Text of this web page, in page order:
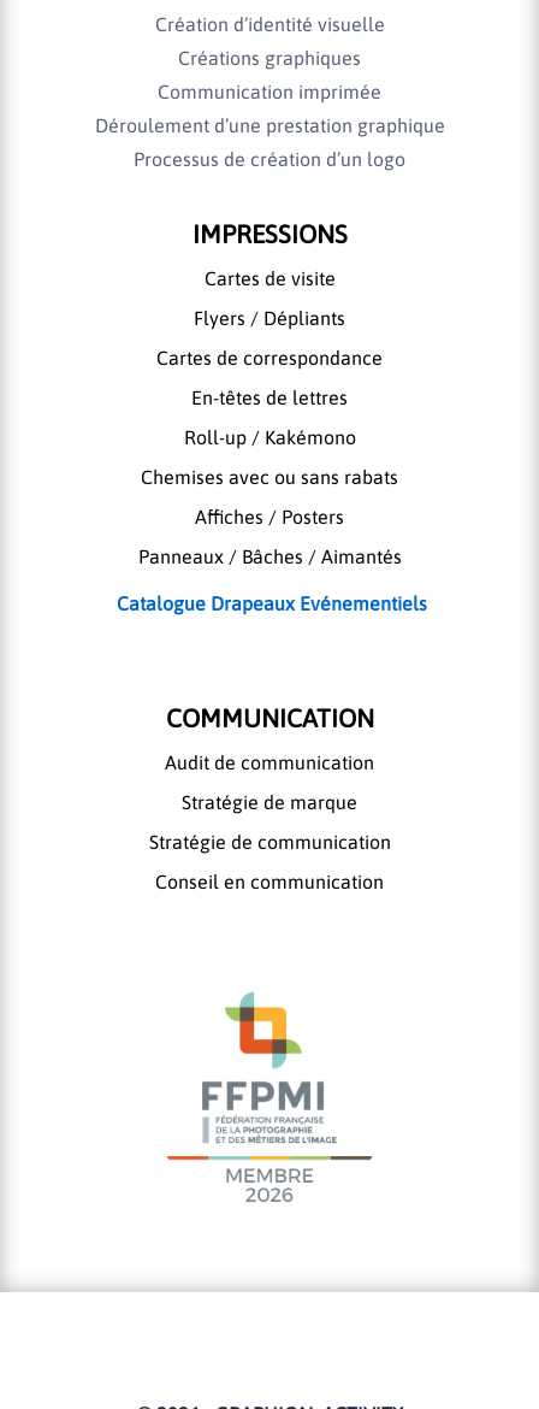
Création d’identité visuelle
Créations graphiques
Communication imprimée
Déroulement d’une prestation graphique
Processus de création d’un logo
IMPRESSIONS
Cartes de visite
Flyers / Dépliants
Cartes de correspondance
En-têtes de lettres
Roll-up / Kakémono
Chemises avec ou sans rabats
Affiches / Posters
Panneaux / Bâches / Aimantés
Catalogue Drapeaux Evénementiels
COMMUNICATION
Audit de communication
Stratégie de marque
Stratégie de communication
Conseil en communication